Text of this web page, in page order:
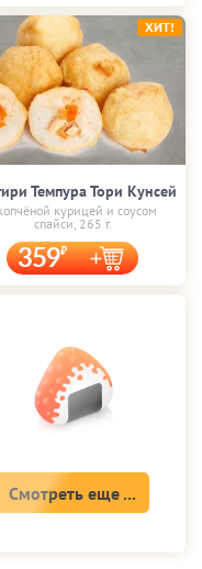
Темпура Тори Кунсей
курицей и соусом
спайси, 265 г.
359
ХИТ!
Смотреть еще ...